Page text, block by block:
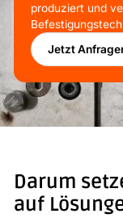
produziert und
Jetzt
Darum
auf